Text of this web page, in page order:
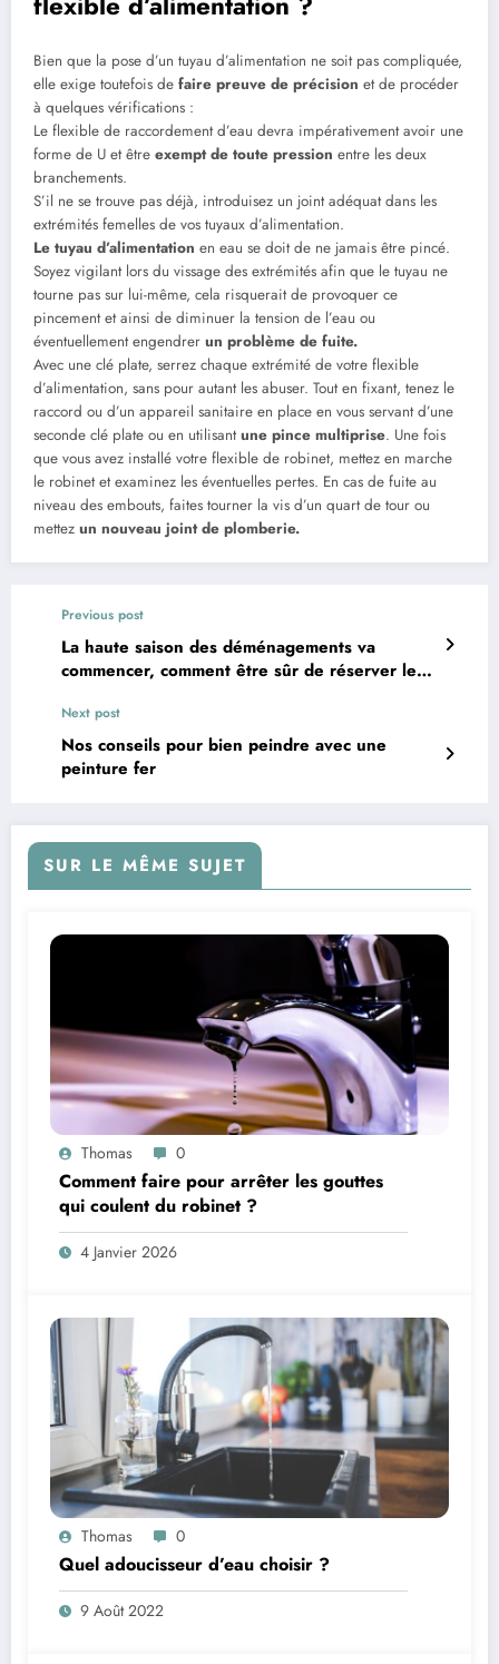
Bien que la pose d’un tuyau d’alimentation ne soit pas compliquée,
elle exige toutefois de faire preuve de précision et de procéder
à quelques vérifications :
Le flexible de raccordement d’eau devra impérativement avoir une
forme de U et être exempt de toute pression entre les deux
branchements.
S’il ne se trouve pas déjà, introduisez un joint adéquat dans les
extrémités femelles de vos tuyaux d’alimentation.
Le tuyau d’alimentation en eau se doit de ne jamais être pincé.
Soyez vigilant lors du vissage des extrémités afin que le tuyau ne
tourne pas sur lui-même, cela risquerait de provoquer ce
pincement et ainsi de diminuer la tension de l’eau ou
éventuellement engendrer un problème de fuite.
Avec une clé plate, serrez chaque extrémité de votre flexible
d’alimentation, sans pour autant les abuser. Tout en fixant, tenez le
raccord ou d’un appareil sanitaire en place en vous servant d’une
seconde clé plate ou en utilisantune pince multiprise. Une fois
que vous avez installé votre flexible de robinet, mettez en marche
le robinet et examinez les éventuelles pertes. En cas de fuite au
niveau des embouts, faites tourner la vis d’un quart de tour ou
mettez un nouveau joint de plomberie.
Previous post
La haute saison des déménagements va
commencer, comment être sûr de réserver les
Next post
Nos conseils pour bien peindre avec une
peinture fer
SUR LE MÊME SUJET
Thomas 0
Comment faire pour arrêter les gouttes
qui coulent du robinet ?
4 Janvier 2026
Thomas 0
Quel adoucisseur d’eau choisir ?
9 Août 2022